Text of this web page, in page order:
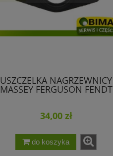
USZCZELKA NAGRZEWNICY
MASSEY FERGUSON FENDT
34,00 zł
do koszyka